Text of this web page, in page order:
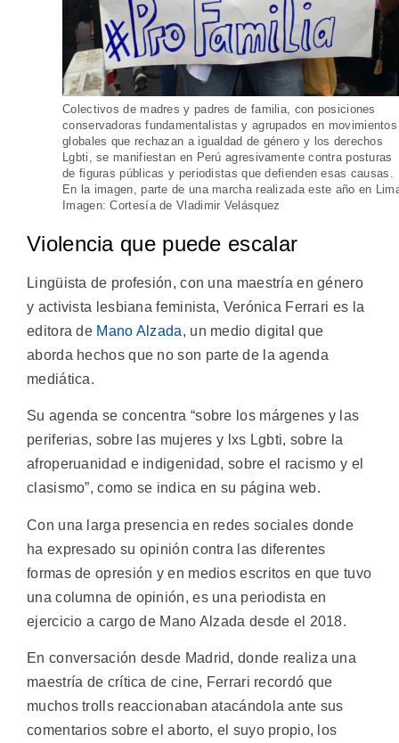
Colectivos de madres y padres de familia, con posiciones
conservadoras fundamentalistas y agrupados en movimientos
globales que rechazan a igualdad de género y los derechos
Lgbti, se manifiestan en Perú agresivamente contra posturas
de figuras públicas y periodistas que defienden esas causas.
En la imagen, parte de una marcha realizada este año en
Imagen: Cortesía de Vladimir Velásquez
Violencia que puede escalar
Lingüista de profesión, con una maestría en género
y activista lesbiana feminista, Verónica Ferrari es la
editora de Mano Alzada, un medio digital que
aborda hechos que no son parte de la agenda
mediática.
Su agenda se concentra “sobre los márgenes y las
periferias, sobre las mujeres y lxs Lgbti, sobre la
afroperuanidad e indigenidad, sobre el racismo y el
clasismo”, como se indica en su página web.
Con una larga presencia en redes sociales donde
ha expresado su opinión contra las diferentes
formas de opresión y en medios escritos en que tuvo
una columna de opinión, es una periodista en
ejercicio a cargo de Mano Alzada desde el 2018.
En conversación desde Madrid, donde realiza una
maestría de crítica de cine, Ferrari recordó que
muchos trolls reaccionaban atacándola ante sus
comentarios sobre el aborto, el suyo propio, los